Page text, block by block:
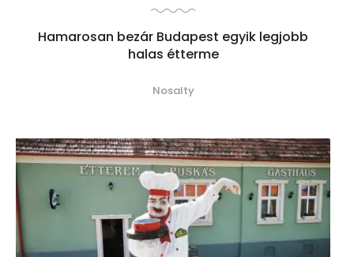
Hamarosan bezár Budapest egyik legjobb
halas étterme
Nosalty